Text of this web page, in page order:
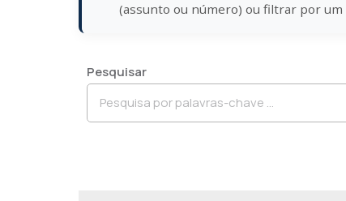
(assunto ou número) ou filtrar por um
Pesquisar